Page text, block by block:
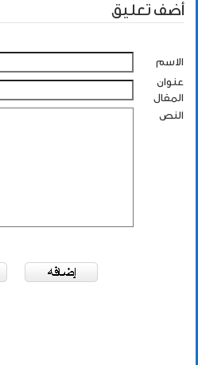
أضف تعليق
الاسم
عنوان
المقال
النص